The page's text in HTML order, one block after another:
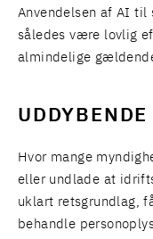
Anvendelsen af AI til
således være lovlig
almindelige
Hvor mange
eller undlade at
uklart retsgrundlag,
behandle